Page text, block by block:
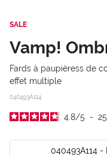
SALE
Vamp!
Fards à paupièress de
effet multiple
040493A114
4.8/5 - 25
040493A114 -